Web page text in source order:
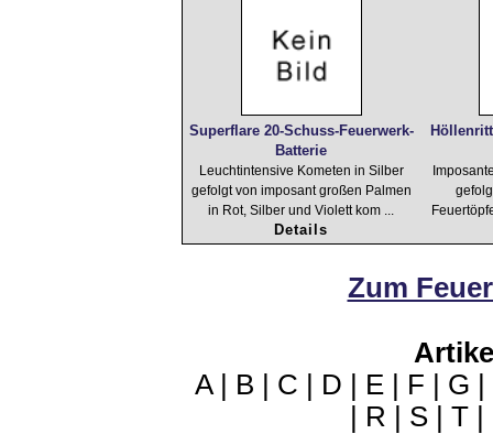
Superflare 20-Schuss-Feuerwerk-
Batterie
Leuchtintensive Kometen in Silber
gefolgt von imposant großen Palmen
in Rot, Silber und Violett kom ...
Details
Zum
A| B C D E| F G
R S| T|